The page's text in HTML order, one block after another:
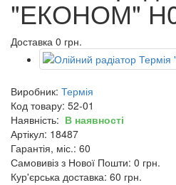
"ЕКОНОМ"
Доставка 0 грн.
Виробник: Термія
Код товару: 52-01
Наявність: В наявності
Артікул: 18487
Гарантія, міс.: 60
Самовивіз з Нової Пошти: 0 грн.
Кур'єрська доставка: 60 грн.